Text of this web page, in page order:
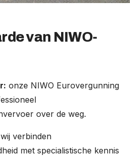
van NIWO-
onze NIWO Eurovergunning
over de weg.
wij verbinden
met specialistische kennis